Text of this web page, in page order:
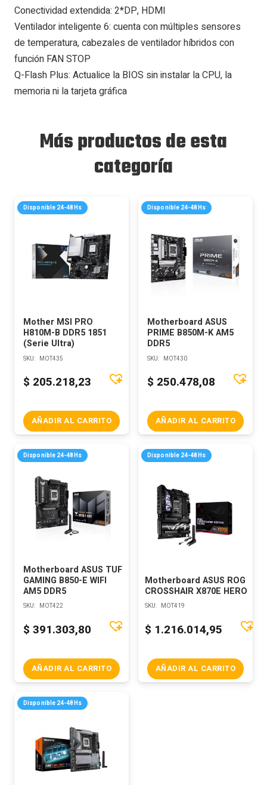
Conectividad extendida: 2*DP, HDMI
Ventilador inteligente 6: cuenta con múltiples sensores
de temperatura, cabezales de ventilador híbridos con
función FAN STOP
Q-Flash Plus: Actualice la BIOS sin instalar la CPU, la
memoria ni la tarjeta gráfica
Más productos de esta
categoría
Disponible 24-48Hs
Mother MSI PRO
H810M-B DDR5 1851
(Serie Ultra)
SKU: MOT435
$ 205.218,23
AÑADIR AL CARRITO
Disponible 24-48Hs
Motherboard ASUS
PRIME B850M-K AM5
DDR5
SKU: MOT430
$ 250.478,08
AÑADIR AL CARRITO
Disponible 24-48Hs
Motherboard ASUS TUF
GAMING B850-E WIFI
AM5 DDR5
SKU: MOT422
$ 391.303,80
AÑADIR AL CARRITO
Disponible 24-48Hs
Motherboard ASUS ROG
CROSSHAIR X870E HERO
SKU: MOT419
$ 1.216.014,95
AÑADIR AL CARRITO
Disponible 24-48Hs